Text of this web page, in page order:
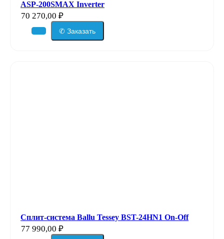
ASP-200SMAX Inverter
70 270,00 ₽
✆ Заказать
Сплит-система Ballu Tessey BST-24HN1 On-Off
77 990,00 ₽